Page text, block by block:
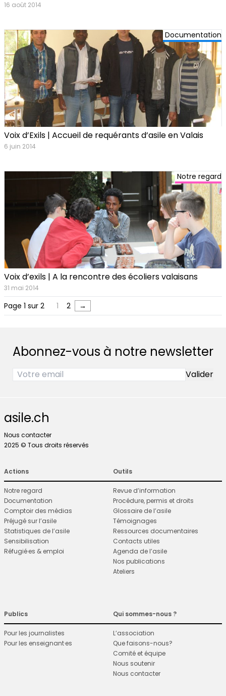
16 août 2014
Documentation
Voix d’Exils | Accueil de requérants d’asile en Valais
6 juin 2014
Notre regard
Voix d’exils | A la rencontre des écoliers valaisans
31 mai 2014
Page 1 sur 2 1 2 →
Abonnez-vous à notre newsletter
asile.ch
Nous contacter
2025 © Tous droits réservés
Actions
Notre regard
Documentation
Comptoir des médias
Préjugé sur l’asile
Statistiques de l’asile
Sensibilisation
Réfugié·es & emploi
Outils
Revue d’information
Procédure, permis et droits
Glossaire de l’asile
Témoignages
Ressources documentaires
Contacts utiles
Agenda de l’asile
Nos publications
Ateliers
Publics
Pour les journalistes
Pour les enseignant·es
Qui sommes-nous ?
L’association
Que faisons-nous?
Comité et équipe
Nous soutenir
Nous contacter